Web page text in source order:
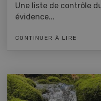
Une liste de contrôle
évidence...
CONTINUER À LIRE